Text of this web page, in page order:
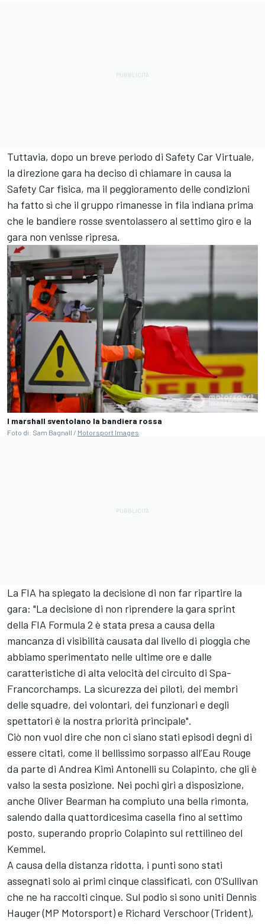
Tuttavia, dopo un breve periodo di Safety Car Virtuale,
la direzione gara ha deciso di chiamare in causa la
Safety Car fisica, ma il peggioramento delle condizioni
ha fatto sì che il gruppo rimanesse in fila indiana prima
che le bandiere rosse sventolassero al settimo giro e la
gara non venisse ripresa.
I marshall sventolano la bandiera rossa
Foto di: Sam Bagnall / Motorsport Images
La FIA ha spiegato la decisione di non far ripartire la
gara: "La decisione di non riprendere la gara sprint
della FIA Formula 2 è stata presa a causa della
mancanza di visibilità causata dal livello di pioggia che
abbiamo sperimentato nelle ultime ore e dalle
caratteristiche di alta velocità del circuito di Spa-
Francorchamps. La sicurezza dei piloti, dei membri
delle squadre, dei volontari, dei funzionari e degli
spettatori è la nostra priorità principale".
Ciò non vuol dire che non ci siano stati episodi degni di
essere citati, come il bellissimo sorpasso all’Eau Rouge
da parte di Andrea Kimi Antonelli su Colapinto, che gli è
valso la sesta posizione. Nei pochi giri a disposizione,
anche Oliver Bearman ha compiuto una bella rimonta,
salendo dalla quattordicesima casella fino al settimo
posto, superando proprio Colapinto sul rettilineo del
Kemmel.
A causa della distanza ridotta, i punti sono stati
assegnati solo ai primi cinque classificati, con O'Sullivan
che ne ha raccolti cinque. Sul podio si sono uniti Dennis
Hauger (MP Motorsport) e Richard Verschoor (Trident),